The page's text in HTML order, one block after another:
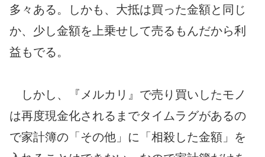
多々ある。しかも、大抵は買った金額と同じ
か、少し金額を上乗せして売るもんだから利
益もでる。
しかし、『メルカリ』で売り買いしたモノ
は再度現金化されるまでタイムラグがあるの
で家計簿の「その他」に「相殺した金額」を